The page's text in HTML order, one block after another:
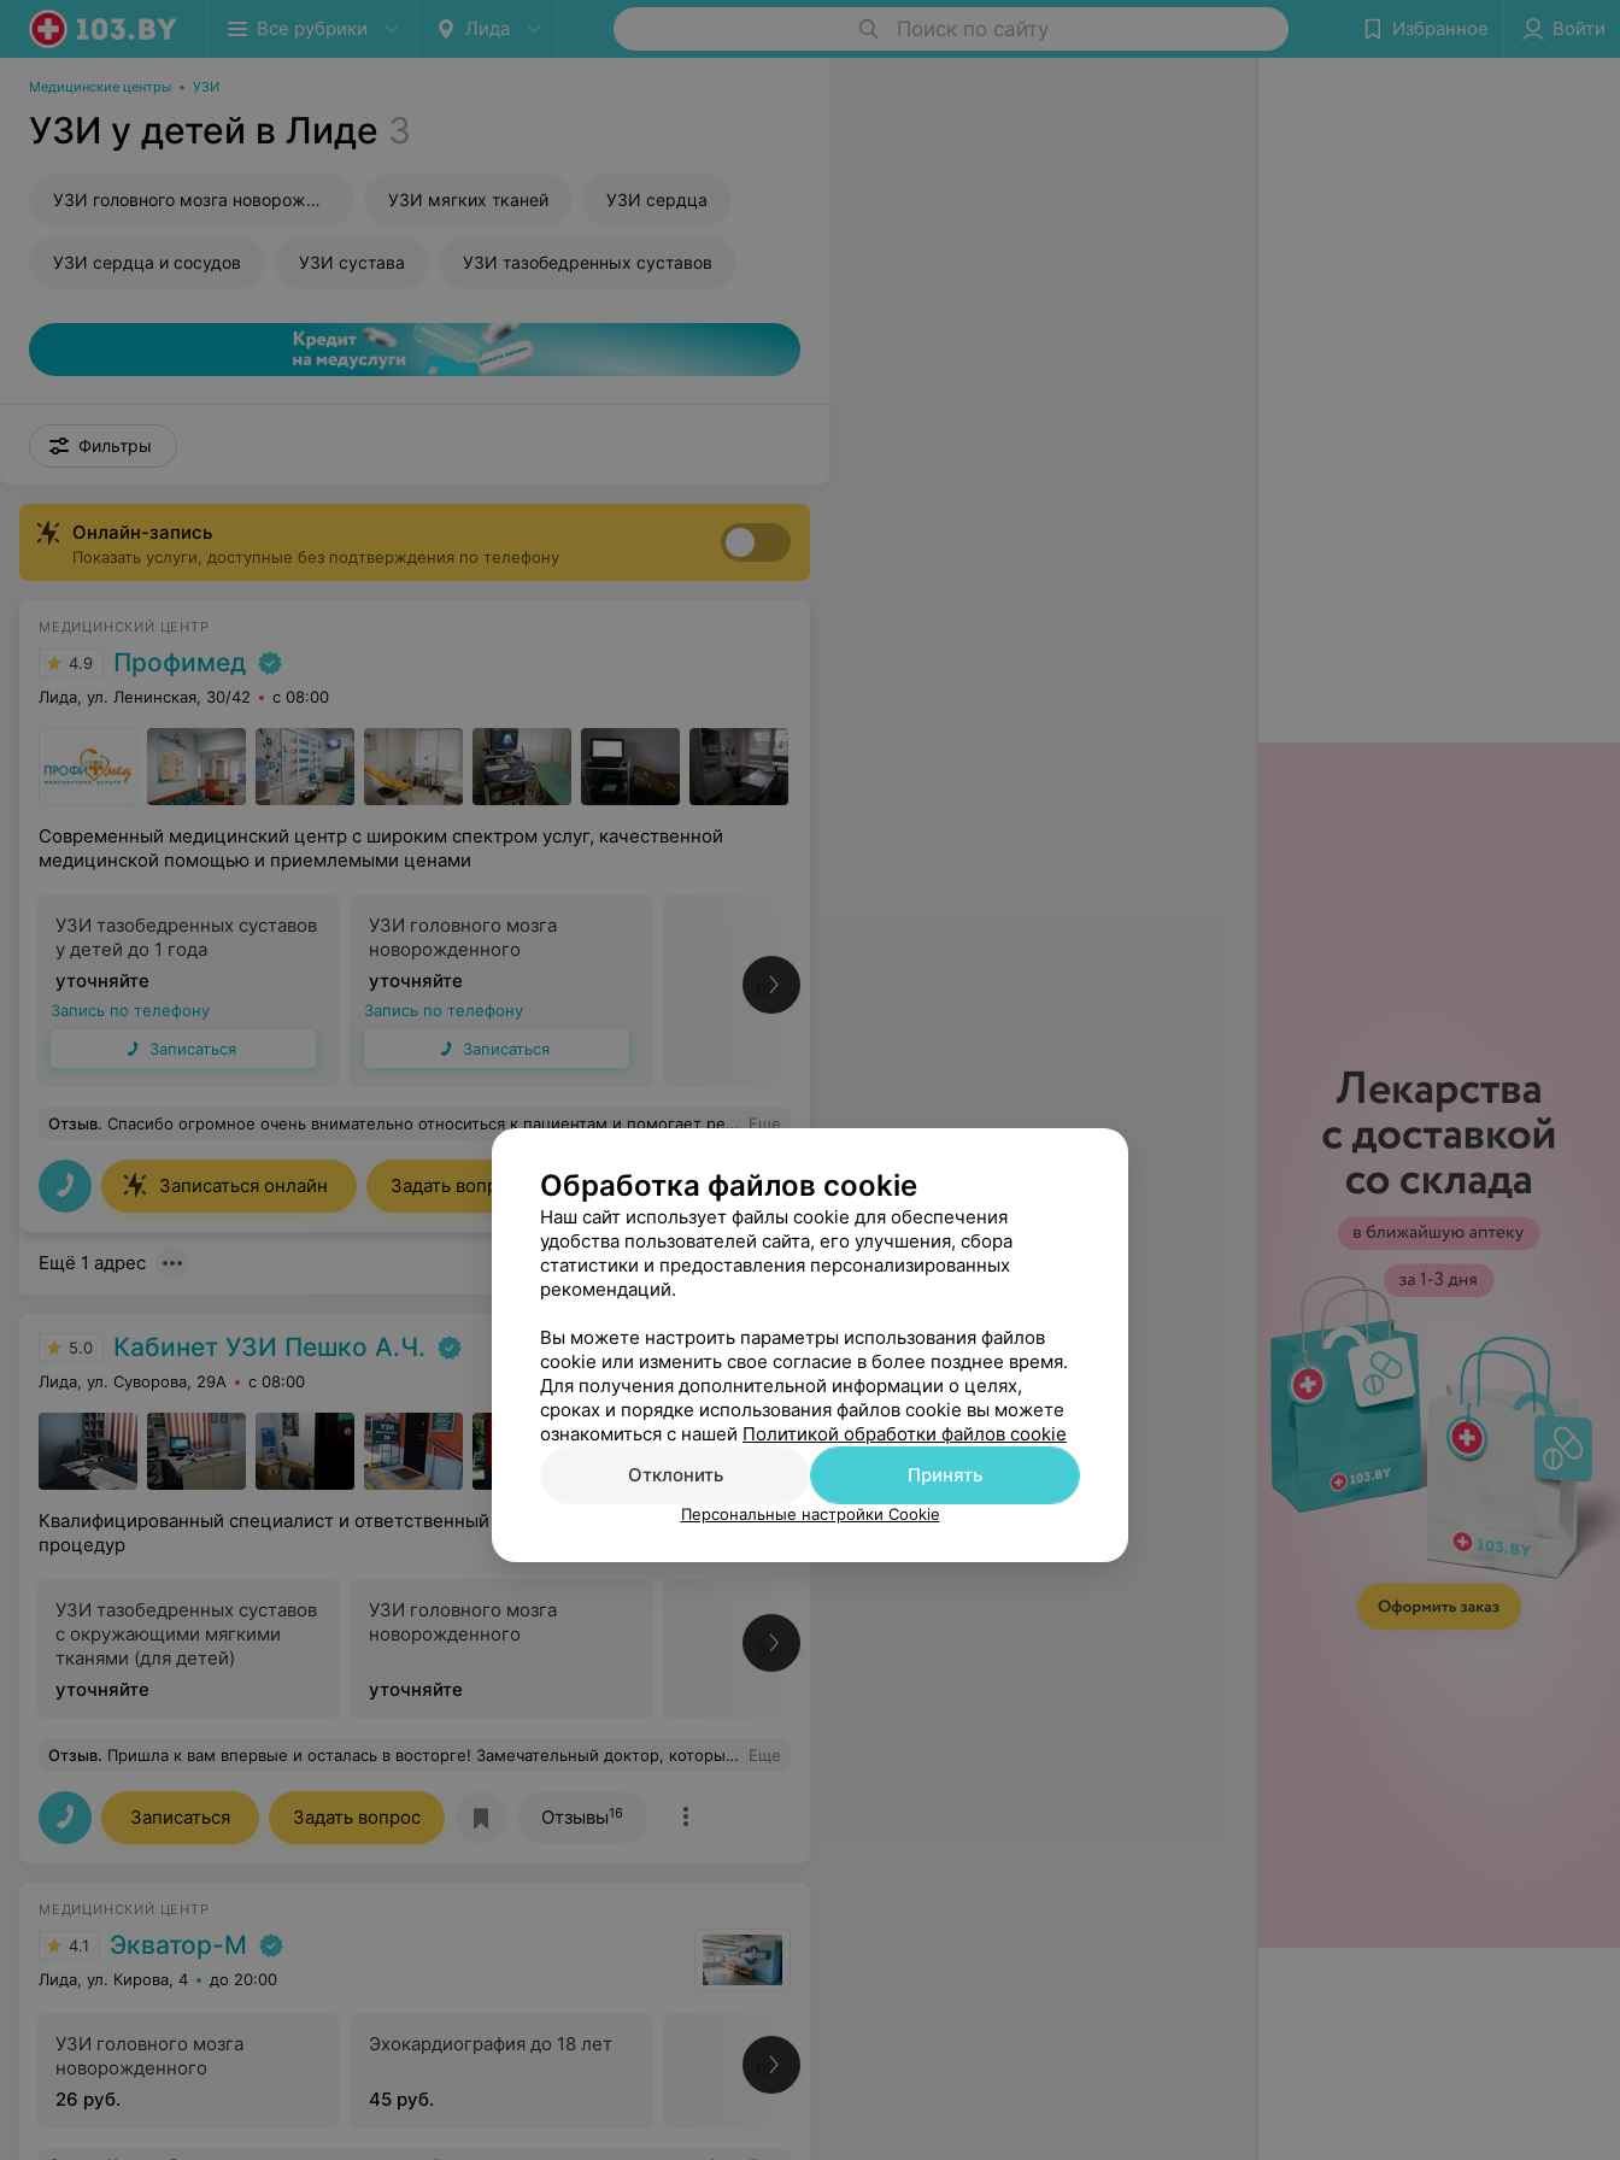
Все рубрики Лида Поиск по сайту Избранное Войти
Медицинские центры • УЗИ
УЗИ у детей в Лиде 3
УЗИ головного мозга новорожденного УЗИ мягких тканей УЗИ сердца
УЗИ сердца и сосудов УЗИ сустава УЗИ тазобедренных суставов
Фильтры
Онлайн-запись
Показать услуги, доступные без подтверждения по телефону
МЕДИЦИНСКИЙ ЦЕНТР
4.9 Профимед
Лида, ул. Ленинская, 30/42 с 08:00
Современный медицинский центр с широким спектром услуг, качественной
медицинской помощью и приемлемыми ценами
УЗИ тазобедренных суставов
у детей до 1 года
уточняйте
Запись по телефону
Записаться
УЗИ головного мозга
новорожденного
уточняйте
Запись по телефону
Записаться
Все цены
Отзыв. Спасибо огромное очень внимательно относиться к пациентам и помогает решить проблему Еще
Записаться онлайн Задать вопрос
Ещё 1 адрес
5.0 Кабинет УЗИ Пешко А.Ч.
Лида, ул. Суворова, 29А с 08:00
Квалифицированный специалист и ответственный подход к выполнению всех
процедур
УЗИ тазобедренных суставов
с окружающими мягкими
тканями (для детей)
уточняйте
УЗИ головного мозга
новорожденного
уточняйте
Все цены
Отзыв. Пришла к вам впервые и осталась в восторге! Замечательный доктор, который подробно ответил на все мои вопросы. А также приветливые девушки на ресепшене и замечательная атмосфера. Спасибо! Еще
Записаться Задать вопрос Отзывы16
МЕДИЦИНСКИЙ ЦЕНТР
4.1 Экватор-М
Лида, ул. Кирова, 4 до 20:00
УЗИ головного мозга
новорожденного
26 руб.
Эхокардиография до 18 лет
45 руб.
Все цены
Обработка файлов cookie
Наш сайт использует файлы cookie для обеспечения
удобства пользователей сайта, его улучшения, сбора
статистики и предоставления персонализированных
рекомендаций.
Вы можете настроить параметры использования файлов
cookie или изменить свое согласие в более позднее время.
Для получения дополнительной информации о целях,
сроках и порядке использования файлов cookie вы можете
ознакомиться с нашей Политикой обработки файлов cookie
Отклонить
Принять
Персональные настройки Cookie